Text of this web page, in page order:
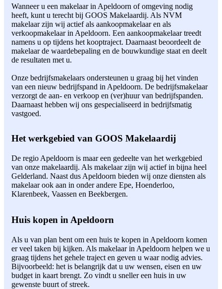
Wanneer u een makelaar in Apeldoorn of omgeving nodig
heeft, kunt u terecht bij GOOS Makelaardij. Als NVM
makelaar zijn wij actief als aankoopmakelaar en als
verkoopmakelaar in Apeldoorn. Een aankoopmakelaar treedt
namens u op tijdens het kooptraject. Daarnaast beoordeelt de
makelaar de waardebepaling en de bouwkundige staat en deelt
de resultaten met u.
Onze bedrijfsmakelaars ondersteunen u graag bij het vinden
van een nieuw bedrijfspand in Apeldoorn. De bedrijfsmakelaar
verzorgt de aan- en verkoop en (ver)huur van bedrijfspanden.
Daarnaast hebben wij ons gespecialiseerd in bedrijfsmatig
vastgoed.
Het werkgebied van GOOS Makelaardij
De regio Apeldoorn is maar een gedeelte van het werkgebied
van onze makelaardij. Als makelaar zijn wij actief in bijna heel
Gelderland. Naast dus Apeldoorn bieden wij onze diensten als
makelaar ook aan in onder andere Epe, Hoenderloo,
Klarenbeek, Vaassen en Beekbergen.
Huis kopen in Apeldoorn
Als u van plan bent om een huis te kopen in Apeldoorn komen
er veel taken bij kijken. Als makelaar in Apeldoorn helpen we u
graag tijdens het gehele traject en geven u waar nodig advies.
Bijvoorbeeld: het is belangrijk dat u uw wensen, eisen en uw
budget in kaart brengt. Zo vindt u sneller een huis in uw
gewenste buurt of streek.